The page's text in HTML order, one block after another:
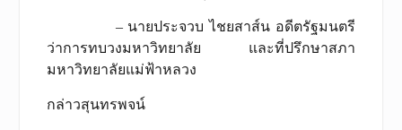
– นายประจวบ ไชยสาส์น อดีตรัฐมนตรี
ว่าการทบวงมหาวิทยาลัย และที่ปรึกษาสภา
มหาวิทยาลัยแม่ฟ้าหลวง
กล่าวสุนทรพจน์